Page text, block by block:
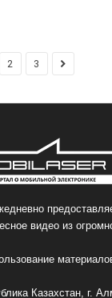
2 3
видео из
Казахстан, г.